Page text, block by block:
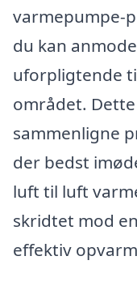
varmepumpe-
du kan
uforpligtende
området.
sammenligne
der bedst
luft til luft
skridtet mod
effektiv